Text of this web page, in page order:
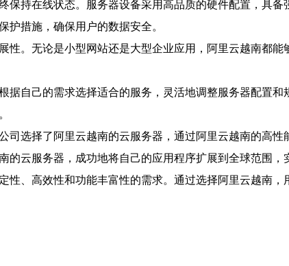
持在线状态。服务器设备采用高品质的硬件配置，具备
措施，确保用户的数据安全。
。无论是小型网站还是大型企业应用，阿里云越南都能
自己的需求选择适合的服务，灵活地调整服务器配置和
选择了阿里云越南的云服务器，通过阿里云越南的高性
云服务器，成功地将自己的应用程序扩展到全球范围，
、高效性和功能丰富性的需求。通过选择阿里云越南，